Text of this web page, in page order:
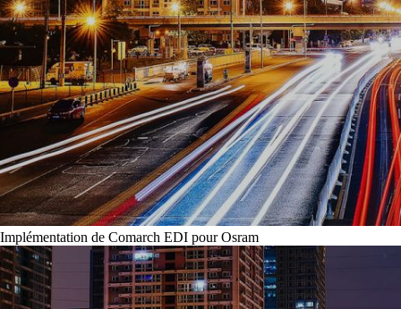
Implémentation de Comarch EDI pour Osram